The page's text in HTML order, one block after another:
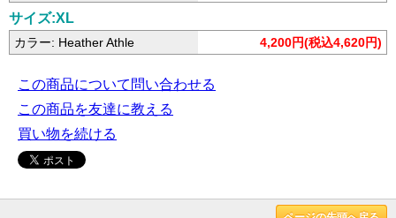
サイズ:XL
カラー: Heather Athle 4,200円(税込4,620円)
この商品について問い合わせる
この商品を友達に教える
買い物を続ける